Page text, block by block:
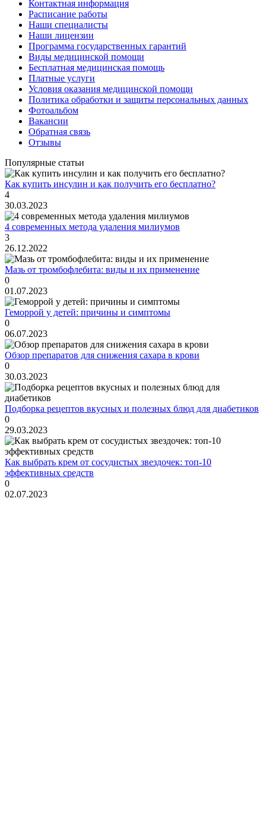
Контактная информация
Расписание работы
Наши специалисты
Наши лицензии
Программа государственных гарантий
Виды медицинской помощи
Бесплатная медицинская помощь
Платные услуги
Условия оказания медицинской помощи
Политика обработки и защиты персональных данных
Фотоальбом
Вакансии
Обратная связь
Отзывы
Популярные статьи
Как купить инсулин и как получить его бесплатно?
4
30.03.2023
4 современных метода удаления милиумов
3
26.12.2022
Мазь от тромбофлебита: виды и их применение
0
01.07.2023
Геморрой у детей: причины и симптомы
0
06.07.2023
Обзор препаратов для снижения сахара в крови
0
30.03.2023
Подборка рецептов вкусных и полезных блюд для диабетиков
0
29.03.2023
Как выбрать крем от сосудистых звездочек: топ-10
эффективных средств
0
02.07.2023